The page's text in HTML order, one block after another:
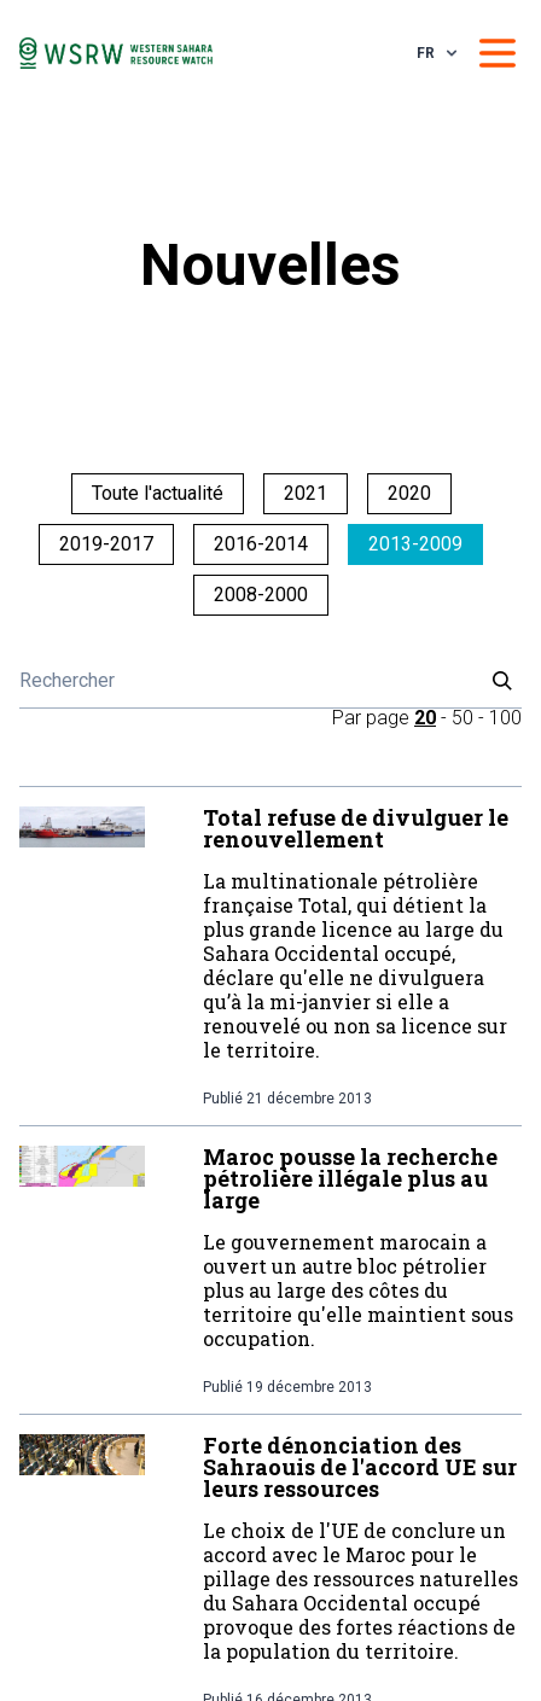
FR
Nouvelles
Toute l'actualité 2021 2020
2019-2017 2016-2014 2013-2009
2008-2000
Par page 20 - 50 - 100
Total refuse de divulguer le
renouvellement
La multinationale pétrolière
française Total, qui détient la
plus grande licence au large du
Sahara Occidental occupé,
déclare qu'elle ne divulguera
qu’à la mi-janvier si elle a
renouvelé ou non sa licence sur
le territoire.
Publié 21 décembre 2013
Maroc pousse la recherche
pétrolière illégale plus au
large
Le gouvernement marocain a
ouvert un autre bloc pétrolier
plus au large des côtes du
territoire qu'elle maintient sous
occupation.
Publié 19 décembre 2013
Forte dénonciation des
Sahraouis de l'accord UE sur
leurs ressources
Le choix de l'UE de conclure un
accord avec le Maroc pour le
pillage des ressources naturelles
du Sahara Occidental occupé
provoque des fortes réactions de
la population du territoire.